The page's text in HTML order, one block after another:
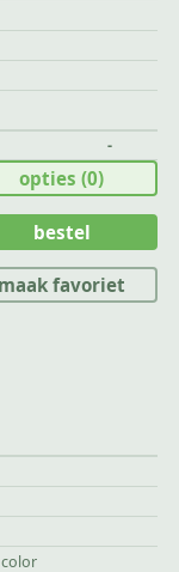
-
opties(0)
bestel
maak favoriet